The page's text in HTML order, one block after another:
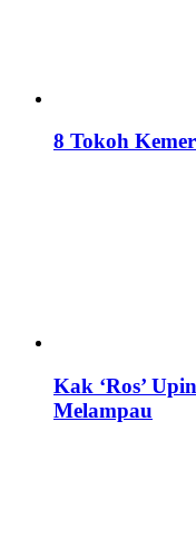
8 Tokoh
Kak ‘Ros’
Melampau